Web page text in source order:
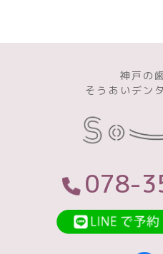
神戸の
そうあいデン
078-